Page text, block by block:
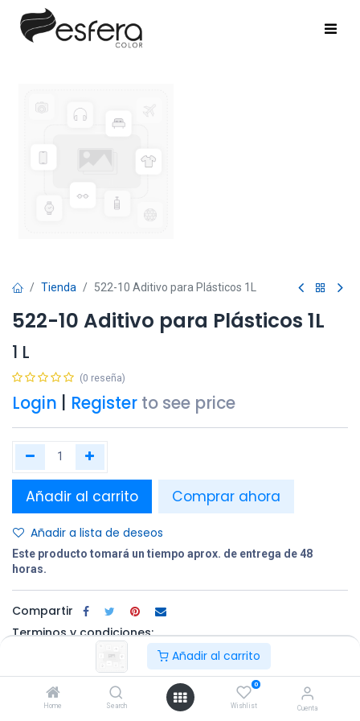
Añadir al carrito
Home Search
0
Wishlist Cuenta
Tienda 522-10 Aditivo para Plásticos 1L
522-10 Aditivo para Plásticos 1L
1 L
(0 reseña)
Login Register to see price
Añadir al carrito Comprar ahora
Añadir a lista de deseos
Este producto tomará un tiempo aprox. de entrega de 48
horas.
Compartir
Terminos y condiciones:
100% original
Devolución en
un plazo de 30
Entrega
gratuita en